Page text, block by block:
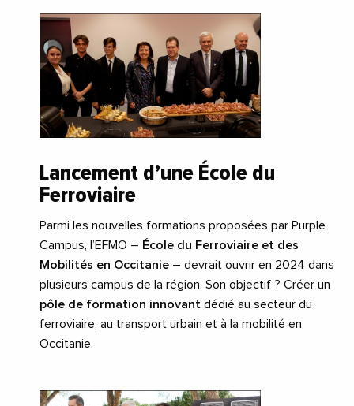
Lancement d’une École du
Ferroviaire
Parmi les nouvelles formations proposées par Purple
Campus, l’EFMO – École du Ferroviaire et des
Mobilités en Occitanie – devrait ouvrir en 2024 dans
plusieurs campus de la région. Son objectif ? Créer un
pôle de formation innovant dédié au secteur du
ferroviaire, au transport urbain et à la mobilité en
Occitanie.